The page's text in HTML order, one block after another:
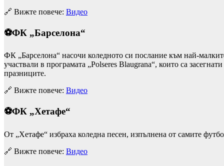
🔗 Вижте повече: Видео
⚽ФК „Барселона“
ФК „Барселона“ насочи коледното си послание към най-
участвали в програмата „Polseres Blaugrana“, които са
празниците.
🔗 Вижте повече: Видео
⚽ФК „Хетафе“
От „Хетафе“ избраха коледна песен, изпълнена от самите
🔗 Вижте повече: Видео